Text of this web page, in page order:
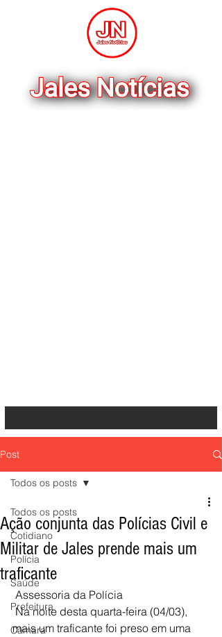
Post
Todos os posts
Cotidiano
Polícia
Saúde
Prefeitura
Câmara
Todos os posts
Ação conjunta das Polícias Civil e
Militar de Jales prende mais um
traficante
Assessoria da Polícia
Na noite desta quarta-feira (04/03),
mais um traficante foi preso em uma